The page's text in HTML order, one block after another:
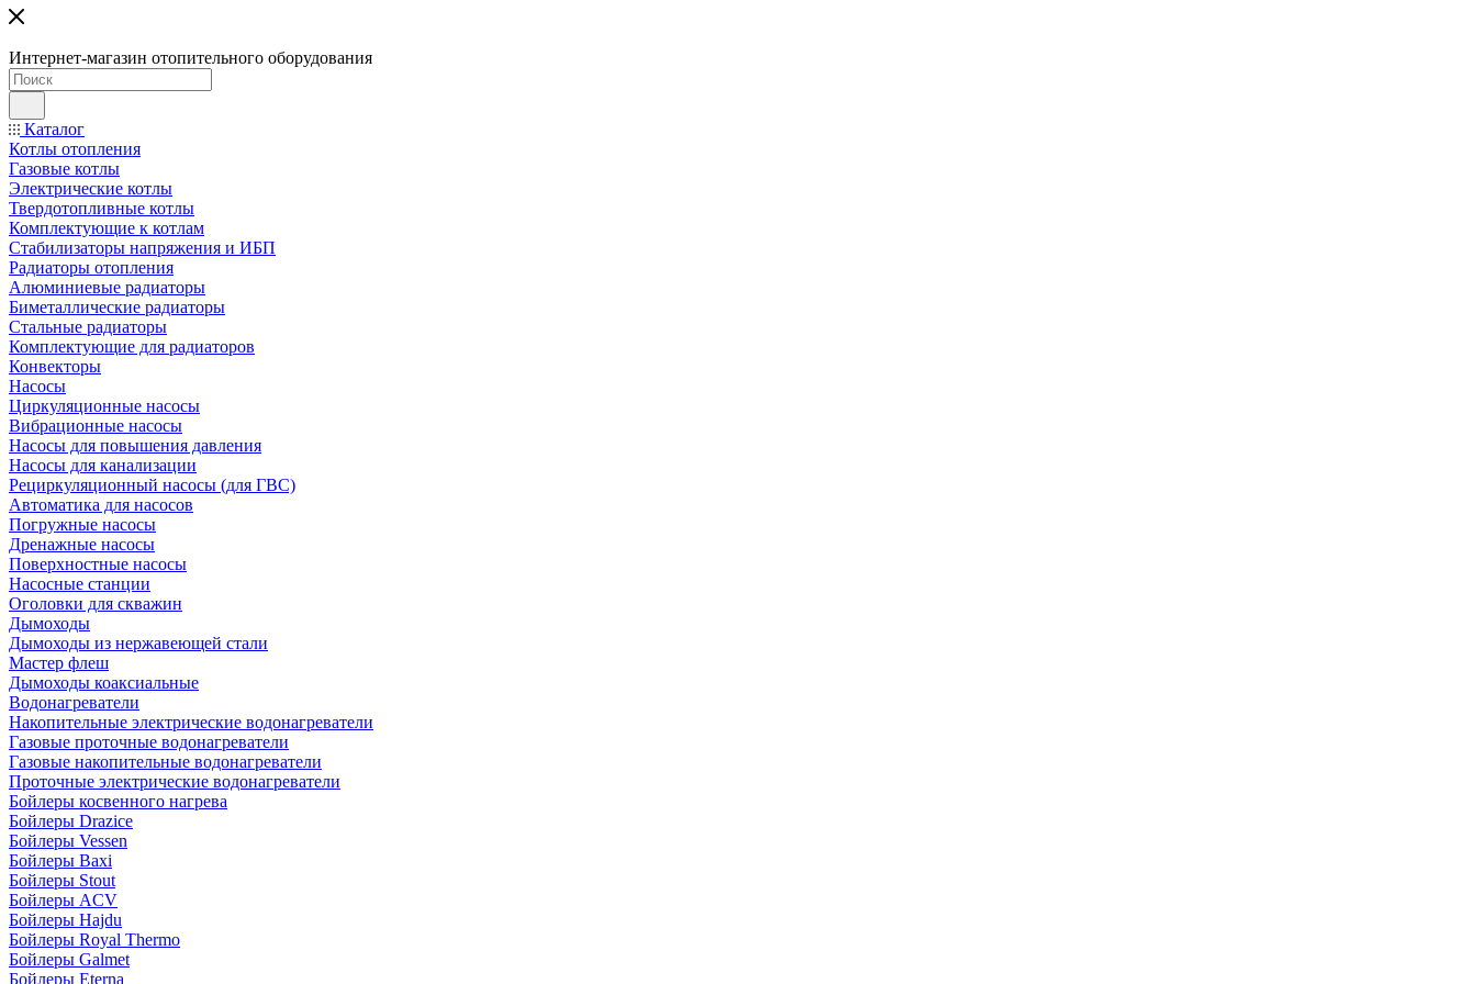
Интернет-магазин отопительного оборудования
Каталог
Котлы отопления
Газовые котлы
Электрические котлы
Твердотопливные котлы
Комплектующие к котлам
Стабилизаторы напряжения и ИБП
Радиаторы отопления
Алюминиевые радиаторы
Биметаллические радиаторы
Стальные радиаторы
Комплектующие для радиаторов
Конвекторы
Насосы
Циркуляционные насосы
Вибрационные насосы
Насосы для повышения давления
Насосы для канализации
Рециркуляционный насосы (для ГВС)
Автоматика для насосов
Погружные насосы
Дренажные насосы
Поверхностные насосы
Насосные станции
Оголовки для скважин
Дымоходы
Дымоходы из нержавеющей стали
Мастер флеш
Дымоходы коаксиальные
Водонагреватели
Накопительные электрические водонагреватели
Газовые проточные водонагреватели
Газовые накопительные водонагреватели
Проточные электрические водонагреватели
Бойлеры косвенного нагрева
Бойлеры Drazice
Бойлеры Vessen
Бойлеры Baxi
Бойлеры Stout
Бойлеры ACV
Бойлеры Hajdu
Бойлеры Royal Thermo
Бойлеры Galmet
Бойлеры Eterna